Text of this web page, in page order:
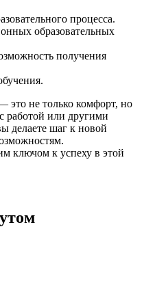
процесса.
образовательных
получения
это не только комфорт, но
работой или другими
делаете шаг к новой
ключом к успеху в этой